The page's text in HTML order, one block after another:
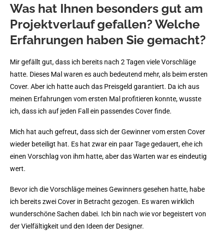
Was hat Ihnen besonders gut am
Projektverlauf gefallen? Welche
Erfahrungen haben Sie gemacht?
Mir gefällt gut, dass ich bereits nach 2 Tagen viele Vorschläge
hatte. Dieses Mal waren es auch bedeutend mehr, als beim ersten
Cover. Aber ich hatte auch das Preisgeld garantiert. Da ich aus
meinen Erfahrungen vom ersten Mal profitieren konnte, wusste
ich, dass ich auf jeden Fall ein passendes Cover finde.
Mich hat auch gefreut, dass sich der Gewinner vom ersten Cover
wieder beteiligt hat. Es hat zwar ein paar Tage gedauert, ehe ich
einen Vorschlag von ihm hatte, aber das Warten war es eindeutig
wert.
Bevor ich die Vorschläge meines Gewinners gesehen hatte, habe
ich bereits zwei Cover in Betracht gezogen. Es waren wirklich
wunderschöne Sachen dabei. Ich bin nach wie vor begeistert von
der Vielfältigkeit und den Ideen der Designer.